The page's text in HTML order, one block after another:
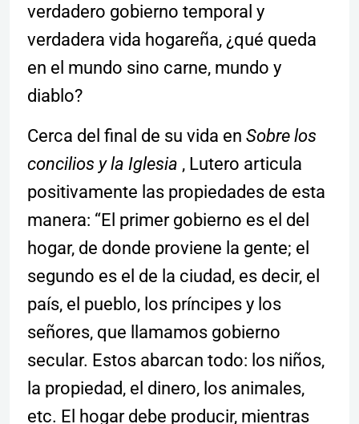
verdadero gobierno temporal y
verdadera vida hogareña, ¿qué queda
en el mundo sino carne, mundo y
diablo?
Cerca del final de su vida en Sobre los
concilios y la Iglesia , Lutero articula
positivamente las propiedades de esta
manera: “El primer gobierno es el del
hogar, de donde proviene la gente; el
segundo es el de la ciudad, es decir, el
país, el pueblo, los príncipes y los
señores, que llamamos gobierno
secular. Estos abarcan todo: los niños,
la propiedad, el dinero, los animales,
etc. El hogar debe producir, mientras